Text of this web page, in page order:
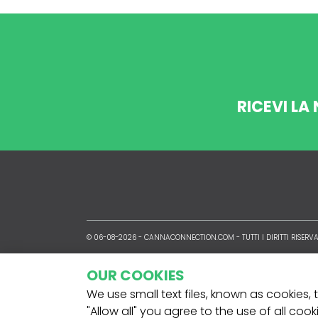
RICEVI LA
© 06-08-2026 - CANNACONNECTION.COM - TUTTI I DIRITTI
OUR COOKIES
We use small text files, known as
"Allow all" you agree to the use of all